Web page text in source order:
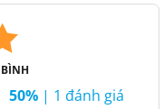
50% | 1 đánh giá